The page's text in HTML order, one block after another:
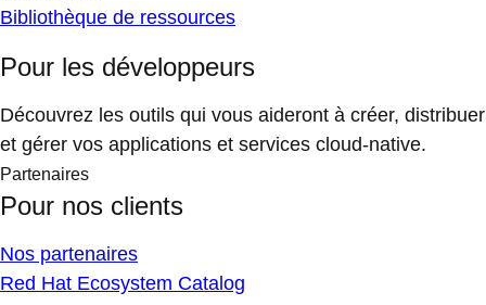
Bibliothèque de ressources
Pour les développeurs
Découvrez les outils qui vous aideront à créer, distribuer
et gérer vos applications et services cloud-native.
Partenaires
Pour nos clients
Nos partenaires
Red Hat Ecosystem Catalog